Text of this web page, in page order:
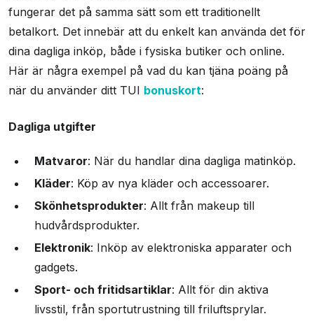
fungerar det på samma sätt som ett traditionellt
betalkort. Det innebär att du enkelt kan använda det för
dina dagliga inköp, både i fysiska butiker och online.
Här är några exempel på vad du kan tjäna poäng på
när du använder ditt TUI bonuskort:
Dagliga utgifter
Matvaror: När du handlar dina dagliga matinköp.
Kläder: Köp av nya kläder och accessoarer.
Skönhetsprodukter: Allt från makeup till
hudvårdsprodukter.
Elektronik: Inköp av elektroniska apparater och
gadgets.
Sport- och fritidsartiklar: Allt för din aktiva
livsstil, från sportutrustning till friluftsprylar.